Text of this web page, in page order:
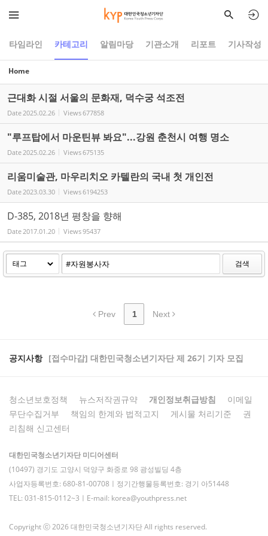
타임라인 카테고리 알림마당 기관소개 리포트 기사작성
Home
근대화 시절 서울의 문화재, 덕수궁 석조전
Date2025.02.26 Views677858
"루프탑에서 마운틴뷰 봐요"...강원 춘천시 여행 명소
Date2025.02.26 Views675135
리움미술관, 마우리치오 카텔란의 국내 첫 개인전
Date2023.03.30 Views6194253
D-385, 2018년 평창을 향해
Date2017.01.20 Views95437
검색
Prev 1 Next
공지사항 [접수마감] 대한민국청소년기자단 제 26기 기자 모집
청소년보호정책 뉴스저작권규약 개인정보취급방침
이메일
무단수집거부
책임의 한계와 법적고지 게시물 처리기준
권
리침해 신고센터
대한민국청소년기자단 미디어센터
(10497) 경기도 고양시 덕양구 화중로 98 광성빌딩 4층
사업자등록번호: 680-81-00708ㅣ정기간행물등록번호: 경기 아51448
TEL: 031-815-0112~3ㅣE-mail: korea@youthpress.net
Copyright ⓒ 2026 대한민국청소년기자단 All rights reserved.
Sketchbook5, 스케치북5